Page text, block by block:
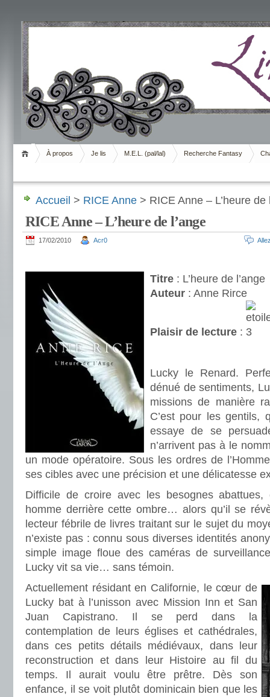
Livrement
À propos Je lis M.E.L. (pal/lal) Recherche Fantasy
Accueil > RICE Anne > RICE Anne – L’heure de
RICE Anne – L’heure de l’ange
17/02/2010 Acr0
Titre : L’heure de l’ange
Auteur : Anne Rirce
Plaisir de lecture :
Lucky le Renard.
dénué de sentiments,
missions de manière
C’est pour les gentils,
essaye de se
n’arrivent pas à le
un mode opératoire. Sous les ordres de
ses cibles avec une précision et une délicatesse
Difficile de croire avec les besognes
homme derrière cette ombre… alors qu’il se
lecteur fébrile de livres traitant sur le sujet du
n’existe pas : connu sous diverses identités
simple image floue des caméras de
Lucky vit sa vie… sans témoin.
Actuellement résidant en Californie, le cœur de
Lucky bat à l’unisson avec Mission Inn et San
Juan Capistrano. Il se perd dans la
contemplation de leurs églises et cathédrales,
dans ces petits détails médiévaux, dans leur
reconstruction et dans leur Histoire au fil du
temps. Il aurait voulu être prêtre. Dès son
enfance, il se voit plutôt dominicain bien que les